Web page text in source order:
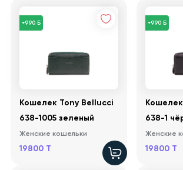
+990 Б
Кошелек Tony Bellucci
638-1005 зеленый
Женские кошельки
19800 T
+990 Б
638-1
Женские
19800 T